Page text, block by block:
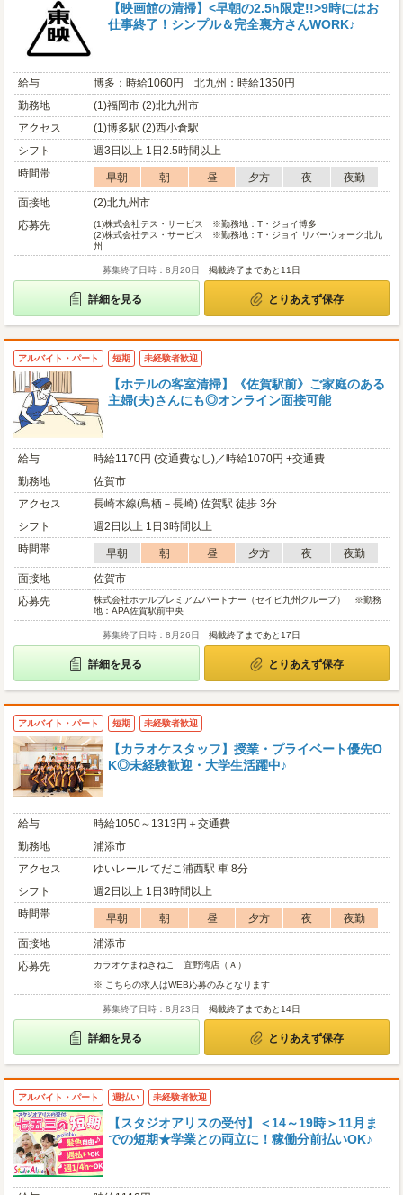
【映画館の清掃】<早朝の2.5h限定!!>9時にはお
仕事終了！シンプル＆完全裏方さんWORK♪
給与
博多：時給1060円 北九州：時給1350円
勤務地
(1)福岡市 (2)北九州市
アクセス
(1)博多駅 (2)西小倉駅
シフト
週3日以上 1日2.5時間以上
時間帯
早朝 朝 昼 夕方 夜
夜勤
面接地
(2)北九州市
応募先
(1)株式会社テス・サービス ※勤務地：T・ジョイ博多
(2)株式会社テス・サービス ※勤務地：T・ジョイ リバーウォーク北九
州
募集終了日時：8月20日 掲載終了まであと11日
詳細を見る とりあえず保存
アルバイト・パート 短期 未経験者歓迎
【ホテルの客室清掃】《佐賀駅前》ご家庭のある
主婦(夫)さんにも◎オンライン面接可能
給与
時給1170円 (交通費なし)／時給1070円 +交通費
勤務地
佐賀市
アクセス
長崎本線(鳥栖－長崎) 佐賀駅 徒歩 3分
シフト
週2日以上 1日3時間以上
時間帯
早朝 朝 昼 夕方 夜
夜勤
面接地
佐賀市
応募先
株式会社ホテルプレミアムパートナー（セイビ九州グループ） ※勤務
地：APA佐賀駅前中央
募集終了日時：8月26日 掲載終了まであと17日
詳細を見る とりあえず保存
アルバイト・パート 短期 未経験者歓迎
【カラオケスタッフ】授業・プライベート優先O
K◎未経験歓迎・大学生活躍中♪
給与
時給1050～1313円＋交通費
勤務地
浦添市
アクセス
ゆいレール てだこ浦西駅 車 8分
シフト
週2日以上 1日3時間以上
時間帯
早朝 朝 昼 夕方 夜
夜勤
面接地
浦添市
応募先
カラオケまねきねこ 宜野湾店（Ａ）
※ こちらの求人はWEB応募のみとなります
募集終了日時：8月23日 掲載終了まであと14日
詳細を見る とりあえず保存
アルバイト・パート 週払い 未経験者歓迎
【スタジオアリスの受付】＜14～19時＞11月ま
での短期★学業との両立に！稼働分前払いOK♪